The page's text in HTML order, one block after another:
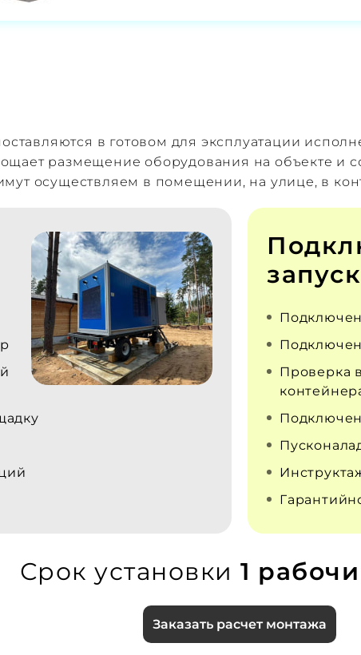
в готовом для эксплуатации
размещение оборудования на объекте и
осуществляем в помещении, на улице, в
запуск
Проверка
Срок установки 1
Заказать расчет монтажа